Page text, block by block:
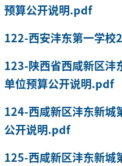
预算公开说明.pdf
122-西安沣东第一学
123-陕西省西咸新区沣
单位预算公开说明.pdf
124-西咸新区沣东新城
公开说明.pdf
125-西咸新区沣东新城